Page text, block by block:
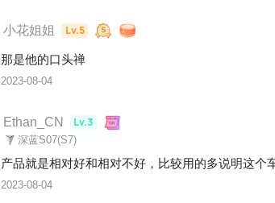
小花姐姐 Lv.5
那是他的口头禅
2023-08-04
Ethan_CN Lv.3
深蓝S07(S7)
产品就是相对好和相对不好，比较用的多说明这个
2023-08-04